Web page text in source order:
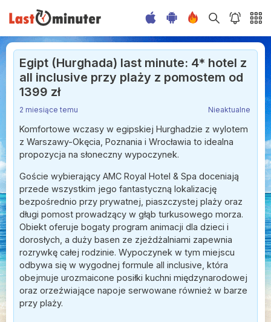
Egipt (Hurghada) last minute: 4* hotel z
all inclusive przy plaży z pomostem od
1399 zł
2 miesiące temu Nieaktualne
Komfortowe wczasy w egipskiej Hurghadzie z wylotem
z Warszawy-Okęcia, Poznania i Wrocławia to idealna
propozycja na słoneczny wypoczynek.
Goście wybierający AMC Royal Hotel & Spa doceniają
przede wszystkim jego fantastyczną lokalizację
bezpośrednio przy prywatnej, piaszczystej plaży oraz
długi pomost prowadzący w głąb turkusowego morza.
Obiekt oferuje bogaty program animacji dla dzieci i
dorosłych, a duży basen ze zjeżdżalniami zapewnia
rozrywkę całej rodzinie. Wypoczynek w tym miejscu
odbywa się w wygodnej formule all inclusive, która
obejmuje urozmaicone posiłki kuchni międzynarodowej
oraz orzeźwiające napoje serwowane również w barze
przy plaży.